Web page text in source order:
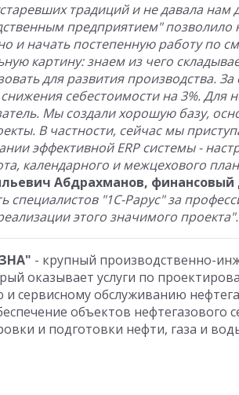
традиций и не давала нам
предприятием" позволило
и начать постепенную работу по
картину: знаем из чего
для развития производства.
себестоимости на 3%. Для
Мы создали хорошую базу,
В частности, сейчас мы
эффективнойERP системы -
календарного и межцехового
Абдрахманов, финансовый
специалистов "1С-Рарус" за
этого значимого проекта".
- крупный производственно-
оказывает услуги по
и сервисному обслуживанию
объектов нефтегазового
и подготовки нефти, газа и